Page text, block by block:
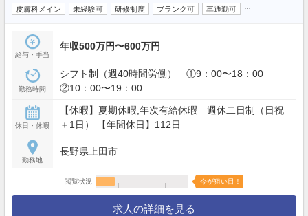
皮膚科メイン 未経験可 研修制度 ブランク可 車通勤可
給与・手当
年収500万円〜600万円
勤務時間
シフト制（週40時間労働） ①9：00〜18：00
②10：00〜19：00
休日・休暇
【休暇】夏期休暇,年次有給休暇 週休二日制（日祝
＋1日） 【年間休日】112日
勤務地
長野県上田市
閲覧状況 今が狙い目！
求人の詳細を見る